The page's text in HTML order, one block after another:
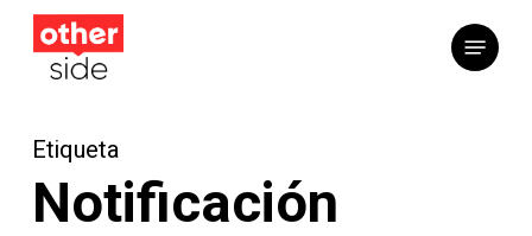
Saltar
contenido
Menú
Etiqueta
Notificación